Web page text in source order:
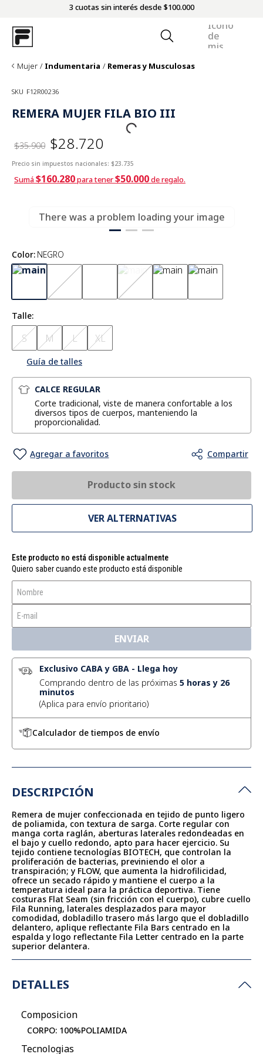
3 cuotas sin interés desde $100.000
Mujer Indumentaria Remeras y Musculosas
SKU F12R00236
REMERA MUJER FILA BIO III
$35.900 $28.720
Precio sin impuestos nacionales: $23.735
Sumá$160.280para tener$50.000de regalo.
There was a problem loading your image
Color: NEGRO
Talle
L
M
S XL
Guía de talles
CALCE REGULAR
Corte tradicional, viste de manera confortable a los
diversos tipos de cuerpos, manteniendo la
proporcionalidad.
Producto sin stock
VER ALTERNATIVAS
Este producto no está disponible actualmente
Quiero saber cuando este producto está disponible
ENVIAR
Exclusivo CABA y GBA - Llega hoy
Comprando dentro de las próximas5 horas y 26
minutos
Calculador de tiempos de envío
DESCRIPCIÓN
Remera de mujer confeccionada en tejido de punto ligero
de poliamida, con textura de sarga. Corte regular con
manga corta raglán, aberturas laterales redondeadas en
el bajo y cuello redondo, apto para hacer ejercicio. Su
tejido contiene tecnologías BIOTECH, que controlan la
proliferación de bacterias, previniendo el olor a
transpiración; y FLOW, que aumenta la hidrofilicidad,
ofrece un secado rápido y mantiene el cuerpo a la
temperatura ideal para la práctica deportiva. Tiene
costuras Flat Seam (sin fricción con el cuerpo), cubre cuello
Fila Running, laterales desplazados para mayor
comodidad, dobladillo trasero más largo que el dobladillo
delantero, aplique reflectante Fila Bars centrado en la
espalda y logo reflectante Fila Letter centrado en la parte
superior delantera.
DETALLES
Composicion
CORPO: 100%POLIAMIDA
Tecnologias